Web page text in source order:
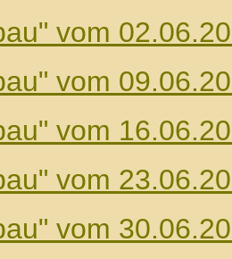
vom
vom
vom
vom
vom